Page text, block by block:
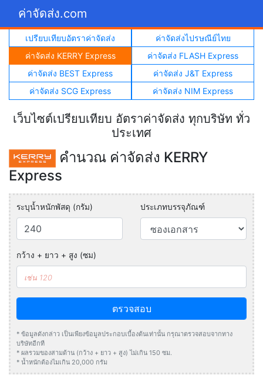
ค่าจัดส่ง.com
เปรียบเทียบอัตราค่าจัดส่ง
ค่าจัดส่งไปรษณีย์ไทย
ค่าจัดส่ง KERRY Express
ค่าจัดส่ง FLASH Express
ค่าจัดส่ง BEST Express
ค่าจัดส่ง J&T Express
ค่าจัดส่ง SCG Express
ค่าจัดส่ง NIM Express
เว็บไซต์เปรียบเทียบ อัตราค่าจัดส่ง ทุกบริษัท ทั่ว
ประเทศ
คำนวณ ค่าจัดส่ง KERRY
Express
ระบุน้ำหนักพัสดุ (กรัม) ประเภทบรรจุภัณฑ์
กว้าง + ยาว + สูง (ซม)
ตรวจสอบ
* ข้อมูลดังกล่าว เป็นเพียงข้อมูลประกอบเบื้องต้นเท่านั้น กรุณาตรวจสอบจากทาง
บริษัทอีกที
* ผลรวมของสามด้าน (กว้าง + ยาว + สูง) ไม่เกิน 150 ซม.
* น้ำหนักต้องไมเกิน 20,000 กรัม